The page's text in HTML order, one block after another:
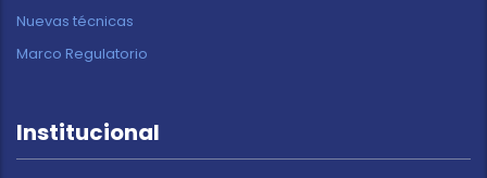
Nuevas técnicas
Marco Regulatorio
Institucional